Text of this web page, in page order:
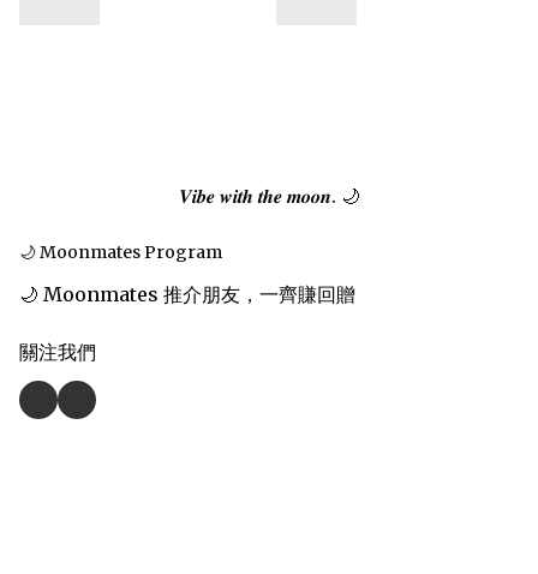
𝑽𝒊𝒃𝒆 𝒘𝒊𝒕𝒉 𝒕𝒉𝒆 𝒎𝒐𝒐𝒏. 🌙
🌙 Moonmates Program
🌙 Moonmates 推介朋友，一齊賺回贈
關注我們